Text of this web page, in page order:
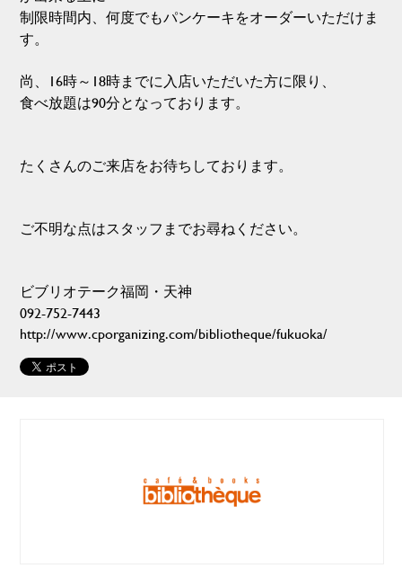
制限時間内、何度でもパンケーキをオーダーいただけま
す。
尚、16時～18時までに入店いただいた方に限り、
食べ放題は90分となっております。
たくさんのご来店をお待ちしております。
ご不明な点はスタッフまでお尋ねください。
ビブリオテーク福岡・天神
092-752-7443
http://www.cporganizing.com/bibliotheque/fukuoka/